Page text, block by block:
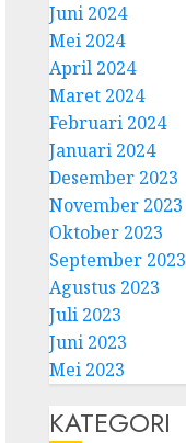
Juni 2024
Mei 2024
April 2024
Maret 2024
Februari 2024
Januari 2024
Desember 2023
November 2023
Oktober 2023
September 2023
Agustus 2023
Juli 2023
Juni 2023
Mei 2023
KATEGORI